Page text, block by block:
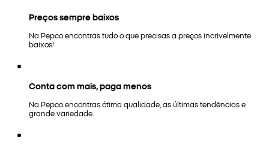
Preços sempre baixos
Na Pepco encontras tudo o que precisas a preços incrivelmente
baixos!
Conta com mais, paga menos
Na Pepco encontras ótima qualidade, as últimas tendências e
grande variedade.